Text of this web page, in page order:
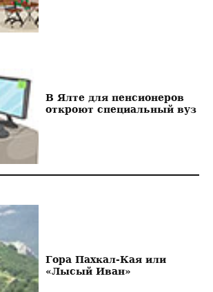
В Ялте для пенсионеров
откроют специальный вуз
Гора Пахкал-Кая или
«Лысый Иван»